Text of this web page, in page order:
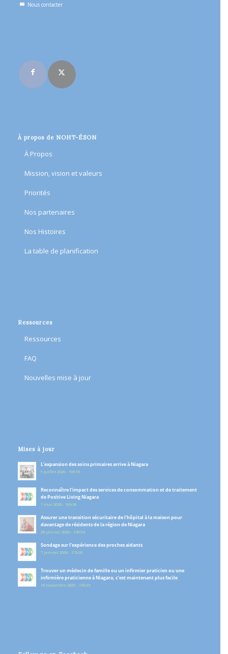
Nous contacter
À propos de NOHT-ÉSON
À Propos
Mission, vision et valeurs
Priorités
Nos partenaires
Nos Histoires
​La table de planification​
Ressources
Ressources
FAQ
Nouvelles mise à jour
Mises à jour
L’expansion des soins primaires arrive à Niagara
9 juillet 2026 - 19h15
Reconnaître l’impact des services de consommation et de traitement
de Positive Living Niagara
7 mai 2026 - 16h36
Assurer une transition sécuritaire de l’hôpital à la maison pour
davantage de résidents de la région de Niagara
28 janvier 2026 - 14h54
Sondage sur l’expérience des proches aidants
7 janvier 2026 - 17h26
Trouver un médecin de famille ou un infirmier praticien ou une
infirmière praticienne à Niagara, c’est maintenant plus facile
10 novembre 2025 - 13h23